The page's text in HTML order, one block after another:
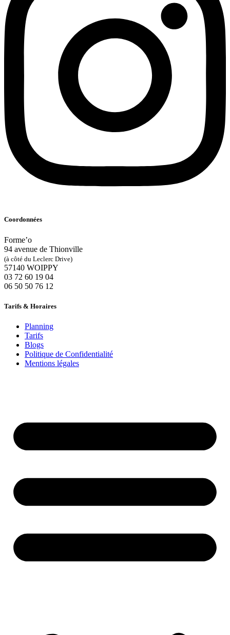
Coordonnées
Forme’o
94 avenue de Thionville
(à côté du Leclerc Drive)
57140 WOIPPY
‭03 72 60 19 04‬
06 50 50 76 12
Tarifs & Horaires
Planning
Tarifs
Blogs
Politique de Confidentialité
Mentions légales